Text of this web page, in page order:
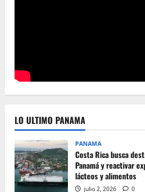
LO ULTIMO PANAMA
PANAMA
Costa Rica busca
Panamá y reactivar
lácteos y alimentos
julio 2, 2026 0